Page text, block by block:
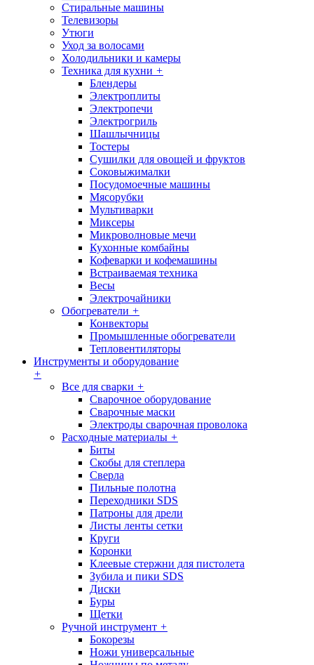
Стиральные машины
Телевизоры
Утюги
Уход за волосами
Холодильники и камеры
Техника для кухни +
Блендеры
Электроплиты
Электропечи
Электрогриль
Шашлычницы
Тостеры
Сушилки для овощей и фруктов
Соковыжималки
Посудомоечные машины
Мясорубки
Мультиварки
Миксеры
Микроволновые мечи
Кухонные комбайны
Кофеварки и кофемашины
Встраиваемая техника
Весы
Электрочайники
Обогреватели +
Конвекторы
Промышленные обогреватели
Тепловентиляторы
Инструменты и оборудование
+
Все для сварки +
Сварочное оборудование
Сварочные маски
Электроды сварочная проволока
Расходные материалы +
Биты
Скобы для степлера
Сверла
Пильные полотна
Переходники SDS
Патроны для дрели
Листы ленты сетки
Круги
Коронки
Клеевые стержни для пистолета
Зубила и пики SDS
Диски
Буры
Щетки
Ручной инструмент +
Бокорезы
Ножи универсальные